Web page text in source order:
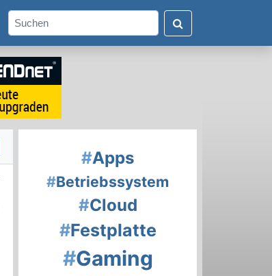
#Apps
#Betriebssystem
#Cloud
#Festplatte
#Gaming